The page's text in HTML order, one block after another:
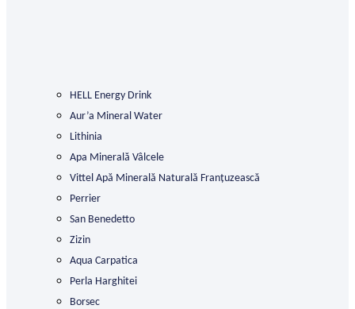
HELL Energy Drink
Aur’a Mineral Water
Lithinia
Apa Minerală Vâlcele
Vittel Apă Minerală Naturală Franțuzească
Perrier
San Benedetto
Zizin
Aqua Carpatica
Perla Harghitei
Borsec